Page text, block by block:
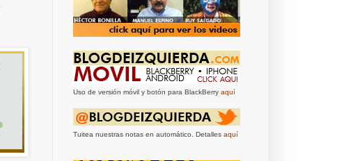
Uso de versión móvil y botón para BlackBerry aquí
Tuitea nuestras notas en automático. Detalles aquí